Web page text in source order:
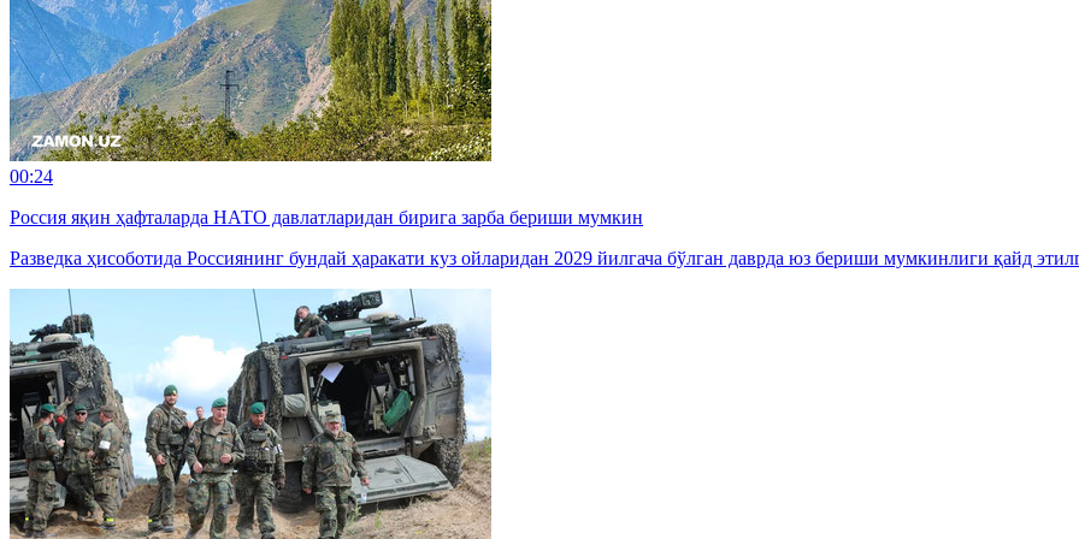
00:24
Россия яқин ҳафталарда НАТО давлатларидан бирига зарба бериши мумкин
Разведка ҳисоботида Россиянинг бундай ҳаракати куз ойларидан 2029 йилгача бўлган даврда юз бериши мумкинлиги қайд